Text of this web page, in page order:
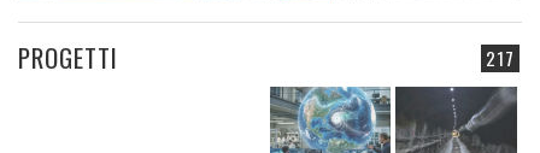
217
PROGETTI